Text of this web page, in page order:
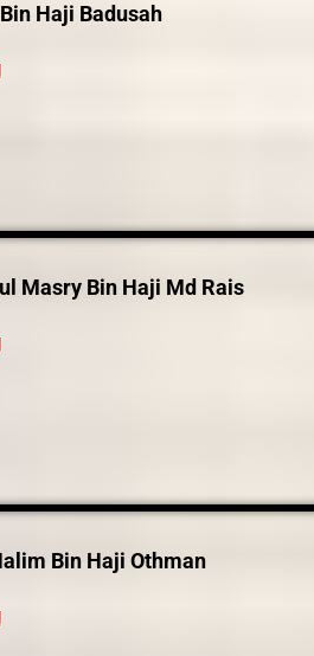
Haji Badusah
Masry Bin Haji Md Rais
Bin Haji Othman